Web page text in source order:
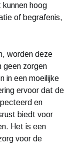
hoog
of begrafenis,
worden deze
geen zorgen
in een moeilijke
ervoor dat de
en
biedt voor
Het is een
voor de